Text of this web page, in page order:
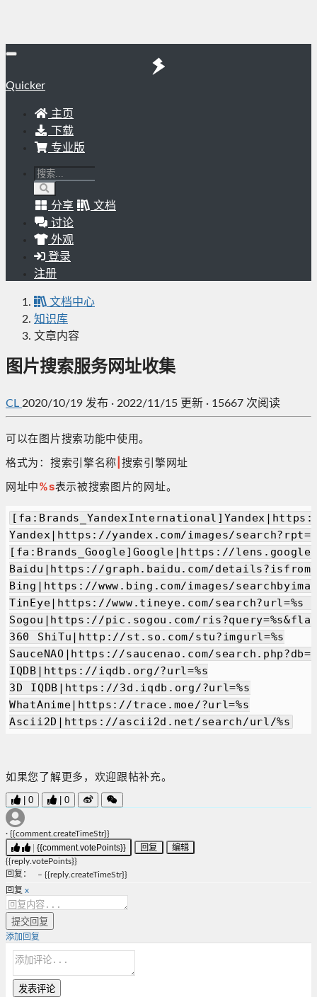
Quicker
主页
下载
专业版
分享
文档
讨论
外观
登录
注册
文档中心
知识库
文章内容
图片搜索服务网址收集
CL 2020/10/19 发布 · 2022/11/15 更新 · 15667 次阅读
可以在图片搜索功能中使用。
格式为：搜索引擎名称 搜索引擎网址
网址中%s表示被搜索图片的网址。
Yandex|https://yandex.com/images/
[fa:Brands_Google]Google|https://
Baidu|https://graph.baidu.com/
Bing|https://www.bing.com/images/
TinEye|https://www.tineye.com/
Sogou|https://pic.sogou.com/
360 ShiTu|http://st.so.com/stu?imgurl=%s
SauceNAO|https://saucenao.com/
IQDB|https://iqdb.org/?url=%s
3D IQDB|https://3d.iqdb.org/?url=%s
WhatAnime|https://trace.moe/?url=%s
如果您了解更多，欢迎跟帖补充。
| 0 | 0
· {{comment.createTimeStr}}
| {{comment.votePoints}} 回复 编辑
{{reply.votePoints}}
回复 ： – {{reply.createTimeStr}}
回复 x
提交回复
添加回复
发表评论